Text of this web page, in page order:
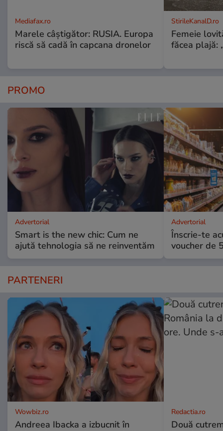
Mediafax.ro
Marele câștigător: RUSIA. Europa
riscă să cadă în capcana dronelor
StirileKanalD.ro
Femeie
făcea plajă:
PROMO
Advertorial
Smart is the new chic: Cum ne
ajută tehnologia să ne reinventăm
Advertorial
Înscrie-te
voucher de
PARTENERI
Wowbiz.ro
Andreea Ibacka a izbucnit în
Redactia.ro
Două